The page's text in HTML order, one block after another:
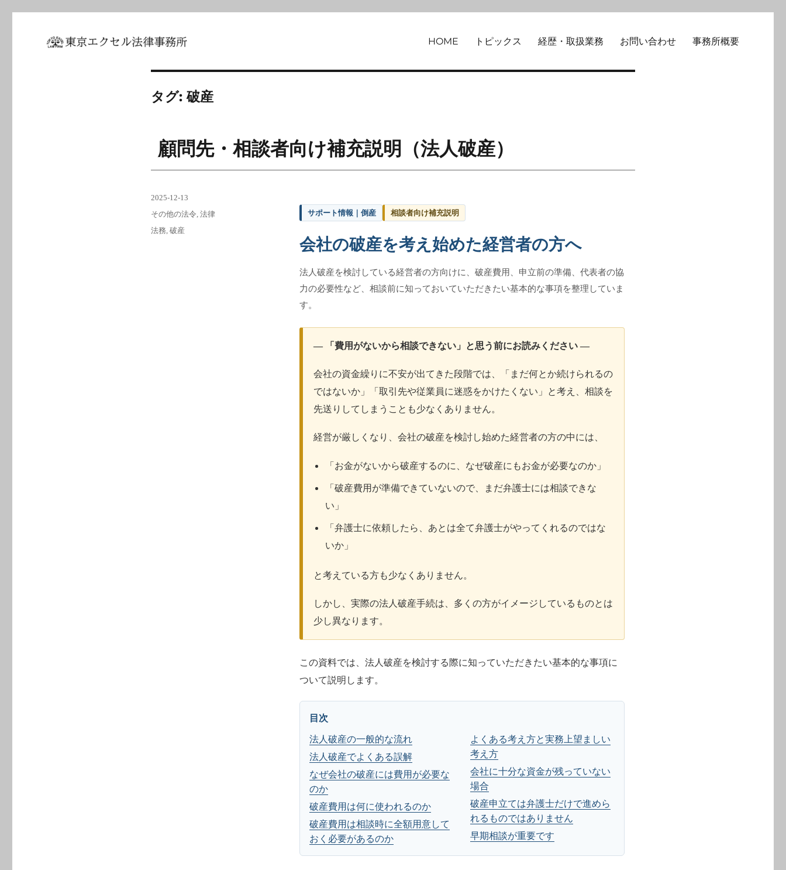
坂東 利国｜東京エクセル法律事務所
HOME トピックス 経歴・取扱業務 お問い合わせ 事務所概要
タグ:破産
顧問先・相談者向け補充説明（法人破産）
サポート情報｜倒産 相談者向け補充説明
会社の破産を考え始めた経営者の方へ
法人破産を検討している経営者の方向けに、破産費用、申立前の準備、代表者の協
力の必要性など、相談前に知っておいていただきたい基本的な事項を整理していま
す。
― 「費用がないから相談できない」と思う前にお読みください ―
会社の資金繰りに不安が出てきた段階では、「まだ何とか続けられるの
ではないか」「取引先や従業員に迷惑をかけたくない」と考え、相談を
先送りしてしまうことも少なくありません。
経営が厳しくなり、会社の破産を検討し始めた経営者の方の中には、
「お金がないから破産するのに、なぜ破産にもお金が必要なのか」
「破産費用が準備できていないので、まだ弁護士には相談できな
い」
「弁護士に依頼したら、あとは全て弁護士がやってくれるのではな
いか」
と考えている方も少なくありません。
しかし、実際の法人破産手続は、多くの方がイメージしているものとは
少し異なります。
この資料では、法人破産を検討する際に知っていただきたい基本的な事項に
ついて説明します。
目次
法人破産の一般的な流れ
法人破産でよくある誤解
なぜ会社の破産には費用が必要な
のか
破産費用は何に使われるのか
破産費用は相談時に全額用意して
おく必要があるのか
よくある考え方と実務上望ましい
考え方
会社に十分な資金が残っていない
場合
破産申立ては弁護士だけで進めら
れるものではありません
早期相談が重要です
投
2025-12-13
カ
テ
その他の法令 法律
タ
法務 破産